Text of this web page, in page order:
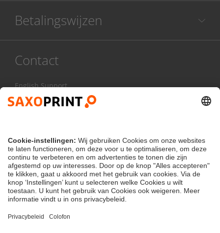
Betalingswijzen
Contact
English Support
Contactformulier
klantenservice@saxoprint.nl